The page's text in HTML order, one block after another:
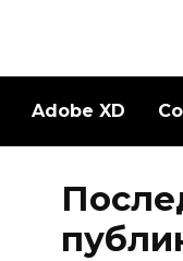
Adobe XD